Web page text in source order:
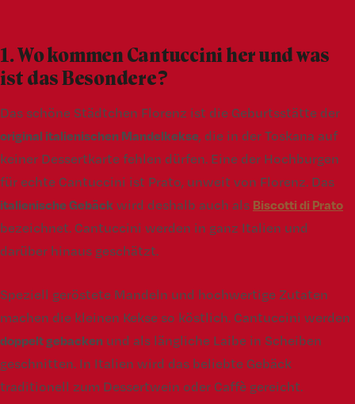
1. Wo kommen Cantuccini her und was
ist das Besondere?
Das schöne Städtchen Florenz ist die Geburtsstätte der
original italienischen Mandelkekse, die in der Toskana auf
keiner Dessertkarte fehlen dürfen. Eine der Hochburgen
für echte Cantuccini ist Prato, unweit von Florenz. Das
italienische Gebäckwird deshalb auch als Biscotti di Prato
bezeichnet. Cantuccini werden in ganz Italien und
darüber hinaus geschätzt.
Speziell geröstete Mandeln und hochwertige Zutaten
machen die kleinen Kekse so köstlich. Cantuccini werden
doppelt gebacken und als längliche Laibe in Scheiben
geschnitten. In Italien wird das beliebte Gebäck
traditionell zum Dessertwein oder Caffè gereicht.